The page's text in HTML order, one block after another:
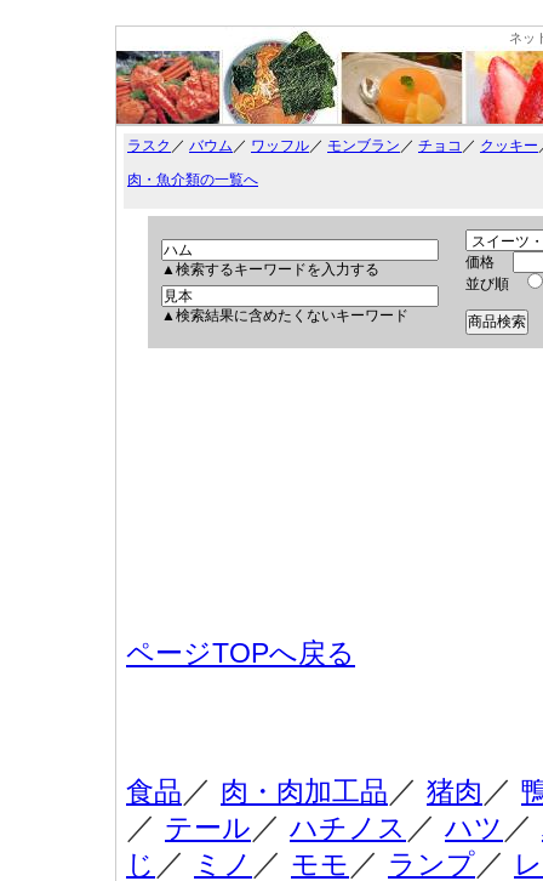
ネッ
ラスク ／ バウム ／ ワッフル／ モンブラン ／ チョコ ／ クッキー
肉・魚介類の一覧へ
▲検索するキーワードを入力する
▲検索結果に含めたくないキーワード
価格
並び順
ページTOPへ戻る
食品 ／ 肉・肉加工品 ／ 猪肉 ／
／ テール ／ ハチノス ／ ハツ ／
じ ／ ミノ ／ モモ ／ ランプ／